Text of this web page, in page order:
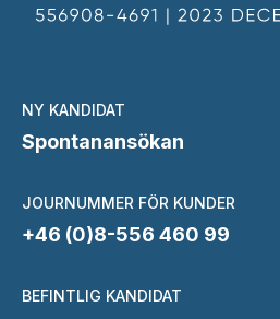
NY KANDIDAT
Spontanansökan
JOURNUMMER FÖR KUNDER
+46 (0)8-556 460 99
BEFINTLIG KANDIDAT